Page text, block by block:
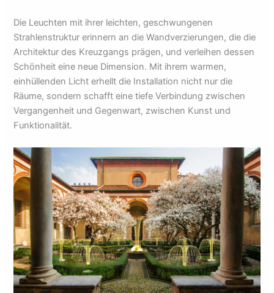
Die Leuchten mit ihrer leichten, geschwungenen
Strahlenstruktur erinnern an die Wandverzierungen, die die
Architektur des Kreuzgangs prägen, und verleihen dessen
Schönheit eine neue Dimension. Mit ihrem warmen,
einhüllenden Licht erhellt die Installation nicht nur die
Räume, sondern schafft eine tiefe Verbindung zwischen
Vergangenheit und Gegenwart, zwischen Kunst und
Funktionalität.